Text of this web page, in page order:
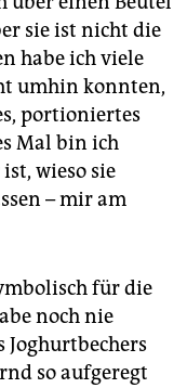
sie ist nicht die
habe ich viele
umhin konnten,
portioniertes
Mal bin ich
wieso sie
– mir am
für die
noch nie
Joghurt­bechers
so aufgeregt